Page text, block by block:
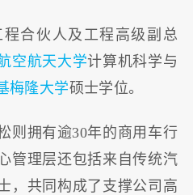
合伙人及工程高级副总
空航天大学计算机科学与
梅隆大学硕士学位。
则拥有逾30年的商用车行
管理层还包括来自传统汽
，共同构成了支撑公司高